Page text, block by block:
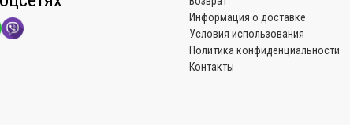
Информация о доставке
Условия использования
Политика конфиденциальности
Контакты